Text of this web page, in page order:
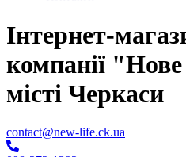
Інтернет-
компанії
місті Черкаси
contact@new-life.ck.ua